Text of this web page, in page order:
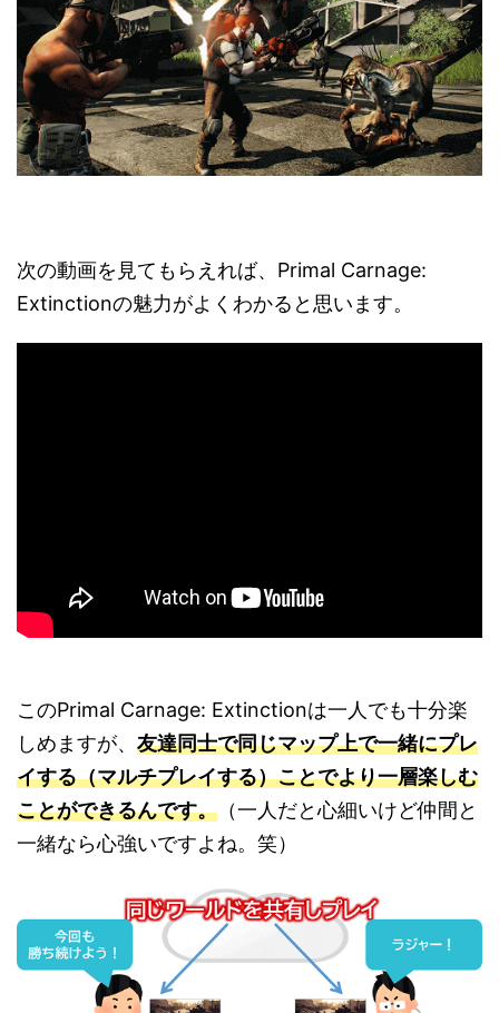
次の動画を見てもらえれば、Primal Carnage:
Extinctionの魅力がよくわかると思います。
このPrimal Carnage: Extinctionは一人でも十分楽
しめますが、 友達同士で同じマップ上で一緒にプレ
イする（マルチプレイする）ことでより一層楽しむ
ことができるんです。 （一人だと心細いけど仲間と
一緒なら心強いですよね。笑）